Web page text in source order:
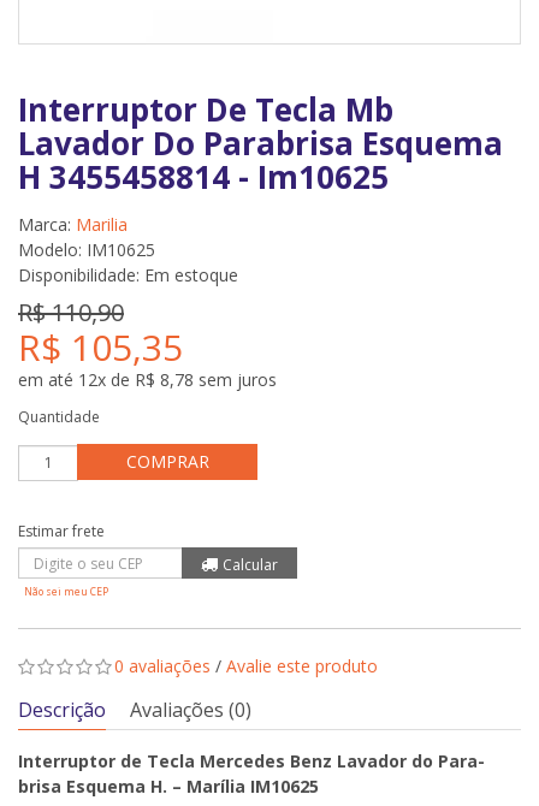
Interruptor De Tecla Mb
Lavador Do Parabrisa Esquema
H 3455458814 - Im10625
Marca: Marilia
Modelo: IM10625
Disponibilidade: Em estoque
R$ 110,90
R$ 105,35
em até 12x de R$ 8,78 sem juros
Quantidade
COMPRAR
Não sei meu CEP
0 avaliações / Avalie este produto
Descrição Avaliações (0)
Interruptor de Tecla Mercedes Benz Lavador do Para-
brisa Esquema H. – Marília IM10625